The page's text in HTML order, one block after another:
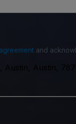
and
Austin, Austin,